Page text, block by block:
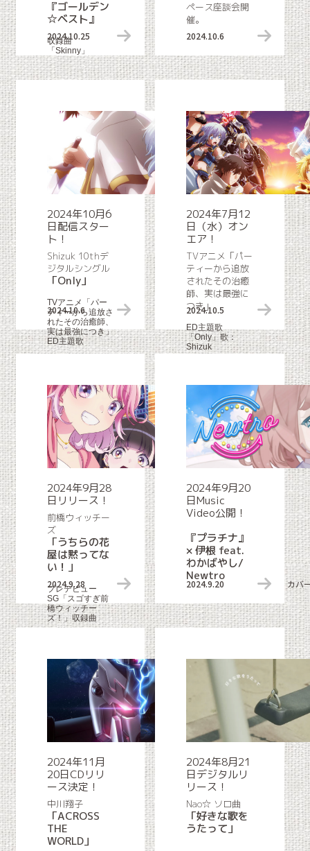
2024.10.25 リリース情報
『ゴールデン
☆ベスト』
収録曲
「Skinny」
2024.10.6
ペース座談会開
催。
2024.10.6 リリース情報
2024年10月6
日配信スター
ト！
Shizuk 10thデ
ジタルシングル
「Only」
TVアニメ「パー
ティーから追放さ
れたその治癒師、
実は最強につき」
ED主題歌
2024.10.5
2024年7月12
日（水）オン
エア！
TVアニメ「パー
ティーから追放
されたその治癒
師、実は最強に
つき」
ED主題歌
「Only」歌：
Shizuk
2024.9.28 リリース情報
2024年9月28
日リリース！
前橋ウィッチー
ズ
「うちらの花
屋は黙ってな
い！」
プレデビュー
SG「スゴすぎ前
橋ウィッチー
ズ！」収録曲
2024.9.20 カバ
2024年9月20
日Music
Video公開！
『プラチナ』
× 伊根 feat.
わかばやし/
Newtro
2024年11月
20日CDリリ
ース決定！
中川翔子
「ACROSS
THE
WORLD」
2024年8月21
日デジタルリ
リース！
Nao☆ ソロ曲
「好きな歌を
うたって」